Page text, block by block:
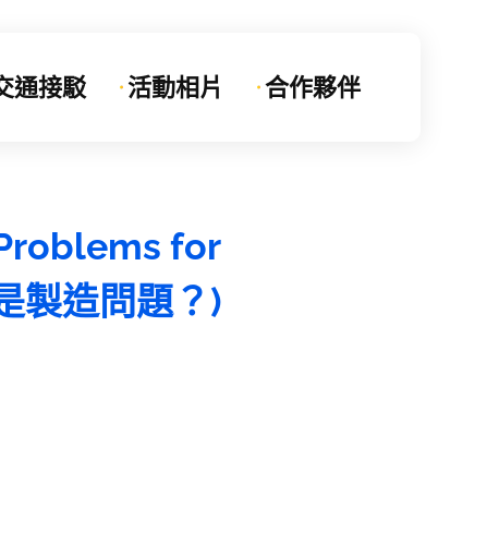
通接駁 活動相片 合作夥伴
for
製造問題？)